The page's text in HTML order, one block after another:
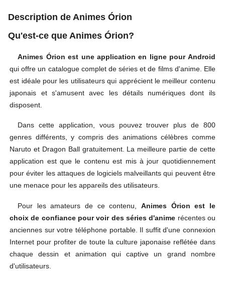
Description de Animes Órion
Qu'est-ce que Animes Órion?
Animes Órion est une application en ligne pour Android
qui offre un catalogue complet de séries et de films d'anime. Elle
est idéale pour les utilisateurs qui apprécient le meilleur contenu
japonais et s'amusent avec les détails numériques dont ils
disposent.
Dans cette application, vous pouvez trouver plus de 800
genres différents, y compris des animations célèbres comme
Naruto et Dragon Ball gratuitement. La meilleure partie de cette
application est que le contenu est mis à jour quotidiennement
pour éviter les attaques de logiciels malveillants qui peuvent être
une menace pour les appareils des utilisateurs.
Pour les amateurs de ce contenu, Animes Órion est le
choix de confiance pour voir des séries d'anime récentes ou
anciennes sur votre téléphone portable. Il suffit d'une connexion
Internet pour profiter de toute la culture japonaise reflétée dans
chaque dessin et animation qui captive un grand nombre
d'utilisateurs.